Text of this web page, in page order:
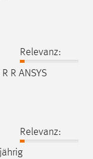
Relevanz:
R ANSYS
Relevanz: